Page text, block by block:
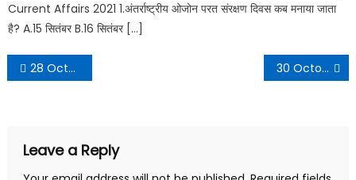
Current Affairs 2021 1.अंतर्राष्ट्रीय ओजोन परत संरक्षण दिवस कब मनाया जाता
है? A.15 सितंबर B.16 सितंबर […]
28 October 2022 Daily Current Affairs in Hindi PDF 30 October 2022 Daily Current Affairs in Hindi PDF
Leave a Reply